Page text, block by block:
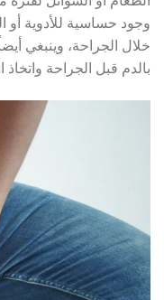
وجود حساسية للأدوية أو
خلال الجراحة، وينبغي
بالدم قبل الجراحة واتخاذ